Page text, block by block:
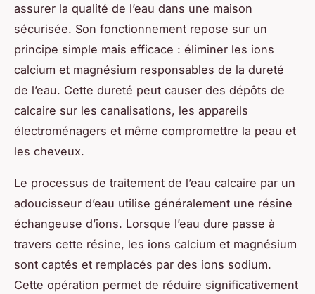
assurer la qualité de l’eau dans une maison
sécurisée. Son fonctionnement repose sur un
principe simple mais efficace : éliminer les ions
calcium et magnésium responsables de la dureté
de l’eau. Cette dureté peut causer des dépôts de
calcaire sur les canalisations, les appareils
électroménagers et même compromettre la peau et
les cheveux.
Le processus de traitement de l’eau calcaire par un
adoucisseur d’eau utilise généralement une résine
échangeuse d’ions. Lorsque l’eau dure passe à
travers cette résine, les ions calcium et magnésium
sont captés et remplacés par des ions sodium.
Cette opération permet de réduire significativement